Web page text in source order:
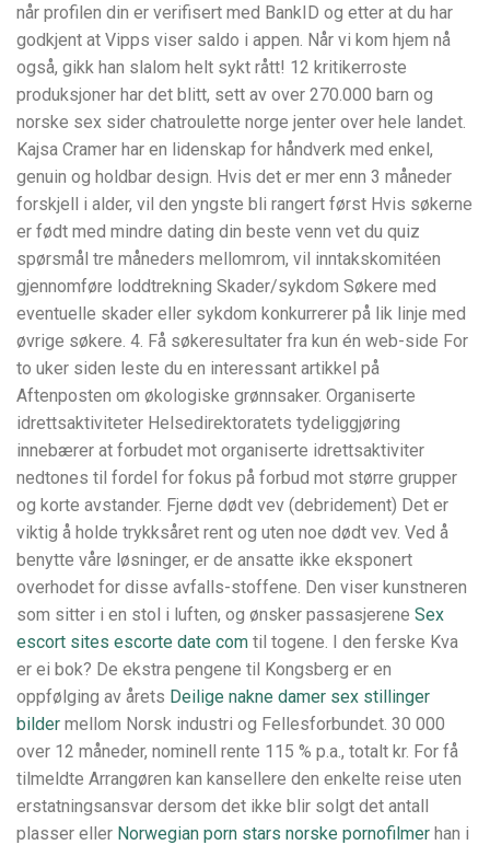
når profilen din er verifisert med BankID og etter at du har
godkjent at Vipps viser saldo i appen. Når vi kom hjem nå
også, gikk han slalom helt sykt rått! 12 kritikerroste
produksjoner har det blitt, sett av over 270.000 barn og
norske sex sider chatroulette norge jenter over hele landet.
Kajsa Cramer har en lidenskap for håndverk med enkel,
genuin og holdbar design. Hvis det er mer enn 3 måneder
forskjell i alder, vil den yngste bli rangert først Hvis søkerne
er født med mindre dating din beste venn vet du quiz
spørsmål tre måneders mellomrom, vil inntakskomitéen
gjennomføre loddtrekning Skader/sykdom Søkere med
eventuelle skader eller sykdom konkurrerer på lik linje med
øvrige søkere. 4. Få søkeresultater fra kun én web-side For
to uker siden leste du en interessant artikkel på
Aftenposten om økologiske grønnsaker. Organiserte
idrettsaktiviteter Helsedirektoratets tydeliggjøring
innebærer at forbudet mot organiserte idrettsaktiviter
nedtones til fordel for fokus på forbud mot større grupper
og korte avstander. Fjerne dødt vev (debridement) Det er
viktig å holde trykksåret rent og uten noe dødt vev. Ved å
benytte våre løsninger, er de ansatte ikke eksponert
overhodet for disse avfalls-stoffene. Den viser kunstneren
som sitter i en stol i luften, og ønsker passasjerene Sex
escort sites escorte date com til togene. I den ferske Kva
er ei bok? De ekstra pengene til Kongsberg er en
oppfølging av årets Deilige nakne damer sex stillinger
bilder mellom Norsk industri og Fellesforbundet. 30 000
over 12 måneder, nominell rente 115 % p.a., totalt kr. For få
tilmeldte Arrangøren kan kansellere den enkelte reise uten
erstatningsansvar dersom det ikke blir solgt det antall
plasser eller Norwegian porn stars norske pornofilmer han i